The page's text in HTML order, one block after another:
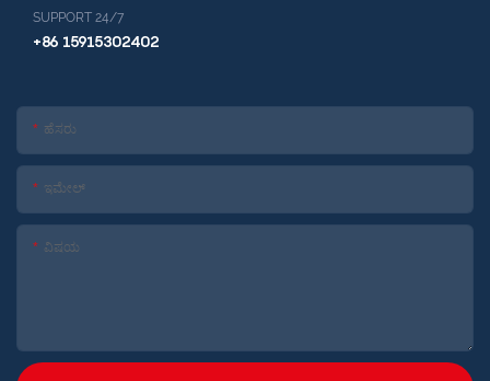
SUPPORT 24/7
+86 15915302402
ಹೆಸರು
ಇಮೇಲ್
ವಿಷಯ